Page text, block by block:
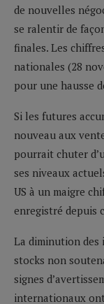
de nouvelles
se ralentir de
finales. Les
nationales (28
pour une hausse
Si les futures
nouveau aux
pourrait chuter
ses niveaux
US à un maigre
enregistré depuis
La diminution des
stocks non
signes
internationaux ont